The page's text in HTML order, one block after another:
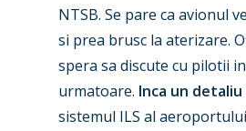
NTSB. Se pare ca avionul
si prea brusc la aterizare.
spera sa discute cu pilotii
urmatoare. Inca un
sistemul ILS al